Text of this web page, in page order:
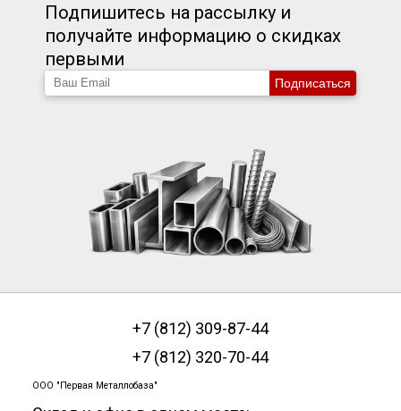
Подпишитесь на рассылку и
получайте информацию о скидках
первыми
Подписаться
+7 (812) 309-87-44
+7 (812) 320-70-44
ООО "Первая Металлобаза"